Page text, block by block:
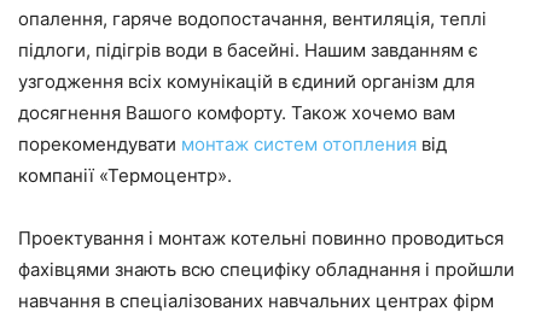
опалення, гаряче водопостачання, вентиляція, теплі
підлоги, підігрів води в басейні. Нашим завданням є
узгодження всіх комунікацій в єдиний організм для
досягнення Вашого комфорту. Також хочемо вам
порекомендувати монтаж систем отопления від
компанії «Термоцентр».
Проектування і монтаж котельні повинно проводиться
фахівцями знають всю специфіку обладнання і пройшли
навчання в спеціалізованих навчальних центрах фірм